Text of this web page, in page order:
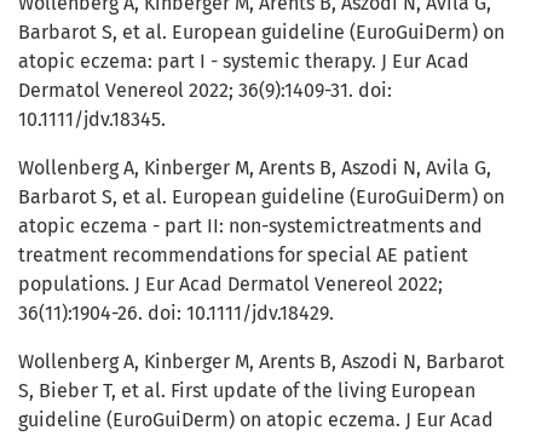
Barbarot S, et al. European guideline (EuroGuiDerm) on
atopic eczema: part I - systemic therapy. J Eur Acad
Dermatol Venereol 2022; 36(9):1409-31. doi:
10.1111/jdv.18345.
Wollenberg A, Kinberger M, Arents B, Aszodi N, Avila G,
Barbarot S, et al. European guideline (EuroGuiDerm) on
atopic eczema - part II: non-systemictreatments and
treatment recommendations for special AE patient
populations. J Eur Acad Dermatol Venereol 2022;
36(11):1904-26. doi: 10.1111/jdv.18429.
Wollenberg A, Kinberger M, Arents B, Aszodi N, Barbarot
S, Bieber T, et al. First update of the living European
guideline (EuroGuiDerm) on atopic eczema. J Eur Acad